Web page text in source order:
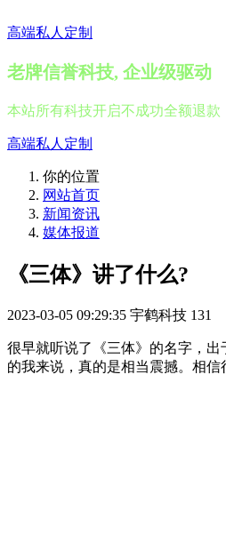
高端私人定制
老牌信誉科技, 企业级驱动
本站所有科技开启不成功全额退款
高端私人定制
你的位置
网站首页
新闻资讯
媒体报道
《三体》讲了什么?
2023-03-05 09:29:35 宇鹤科技 131
很早就听说了《三体》的名字，
的我来说，真的是相当震撼。相